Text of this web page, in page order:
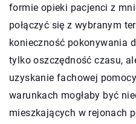
formie opieki pacjenci z
połączyć się z wybranym
konieczność pokonywania
tylko oszczędność czasu,
uzyskanie fachowej
warunkach mogłaby być
mieszkających w rejonach